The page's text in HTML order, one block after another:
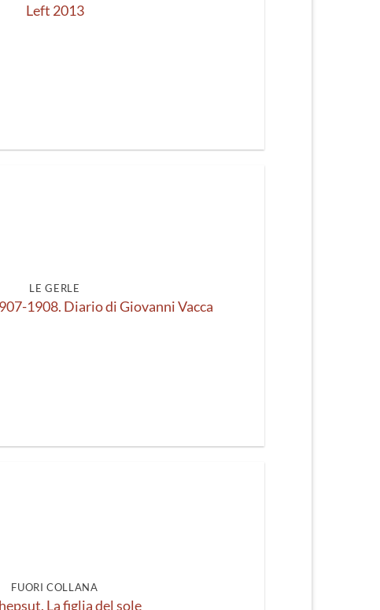
Left 2013
LE GERLE
1908. Diario di Giovanni Vacca
FUORI COLLANA
La figlia del sole